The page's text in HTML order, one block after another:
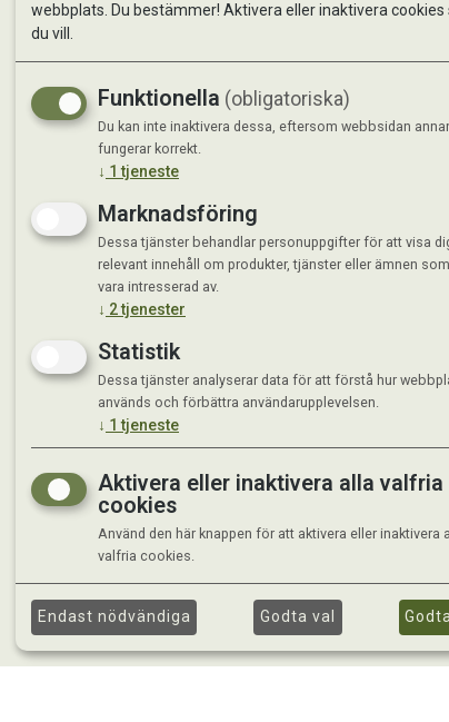
webbplats. Du bestämmer! Aktivera eller inaktivera cookies
du vill.
Funktionella (obligatoriska)
Du kan inte inaktivera dessa, eftersom webbsidan
fungerar korrekt.
↓ 1 tjeneste
Marknadsföring
Dessa tjänster behandlar personuppgifter för att visa
relevant innehåll om produkter, tjänster eller ämnen
vara intresserad av.
↓ 2tjenester
Statistik
Dessa tjänster analyserar data för att förstå hur
används och förbättra användarupplevelsen.
↓ 1 tjeneste
Aktivera eller inaktivera alla valfria
cookies
Använd den här knappen för att aktivera eller inaktivera
valfria cookies.
Endast nödvändiga Godta val